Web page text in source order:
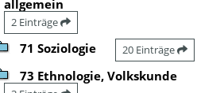
allgemein
2 Einträge
71 Soziologie 20 Einträge
73 Ethnologie, Volkskunde